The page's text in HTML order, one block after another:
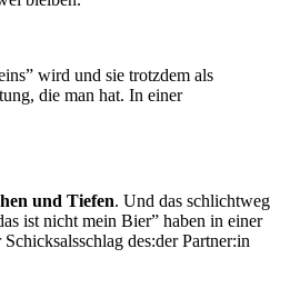
wird und sie trotzdem als
die man hat. In einer
und Tiefen. Und das schlichtweg
ist nicht mein Bier” haben in einer
des:der Partner:in